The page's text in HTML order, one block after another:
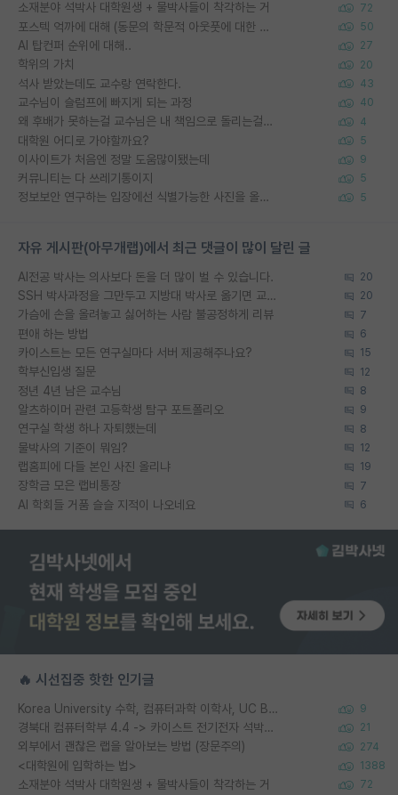
소재분야 석박사 대학원생 + 물박사들이 착각하는 거 72
포스텍 억까에 대해 (동문의 학문적 아웃풋에 대한 반박) 50
AI 탑컨퍼 순위에 대해.. 27
학위의 가치 20
석사 받았는데도 교수랑 연락한다. 43
교수님이 슬럼프에 빠지게 되는 과정 40
왜 후배가 못하는걸 교수님은 내 책임으로 돌리는걸까요? 4
대학원 어디로 가야할까요? 5
이사이트가 처음엔 정말 도움많이됐는데 9
커뮤니티는 다 쓰레기통이지 5
정보보안 연구하는 입장에선 식별가능한 사진을 올리는건 비추이긴함 5
자유 게시판(아무개랩)에서 최근 댓글이 많이 달린 글
AI전공 박사는 의사보다 돈을 더 많이 벌 수 있습니다. 20
SSH 박사과정을 그만두고 지방대 박사로 옮기면 교수의 꿈은 끝일까요? 20
가슴에 손을 올려놓고 싫어하는 사람 불공정하게 리뷰 7
편애 하는 방법 6
카이스트는 모든 연구실마다 서버 제공해주나요? 15
학부신입생 질문 12
정년 4년 남은 교수님 8
알츠하이머 관련 고등학생 탐구 포트폴리오 9
연구실 학생 하나 자퇴했는데 8
물박사의 기준이 뭐임? 12
랩홈피에 다들 본인 사진 올리냐 19
장학금 모은 랩비통장 7
AI 학회들 거품 슬슬 지적이 나오네요 6
🔥 시선집중 핫한 인기글
Korea University 수학, 컴퓨터과학 이학사, UC Berkeley 산업공학 대학원 공학박사가 되는 것은 쉽지 않겠죠? 9
경북대 컴퓨터학부 4.4 -> 카이스트 전기전자 석박사통합과정 합격 21
외부에서 괜찮은 랩을 알아보는 방법 (장문주의) 274
<대학원에 입학하는 법> 1388
소재분야 석박사 대학원생 + 물박사들이 착각하는 거 72